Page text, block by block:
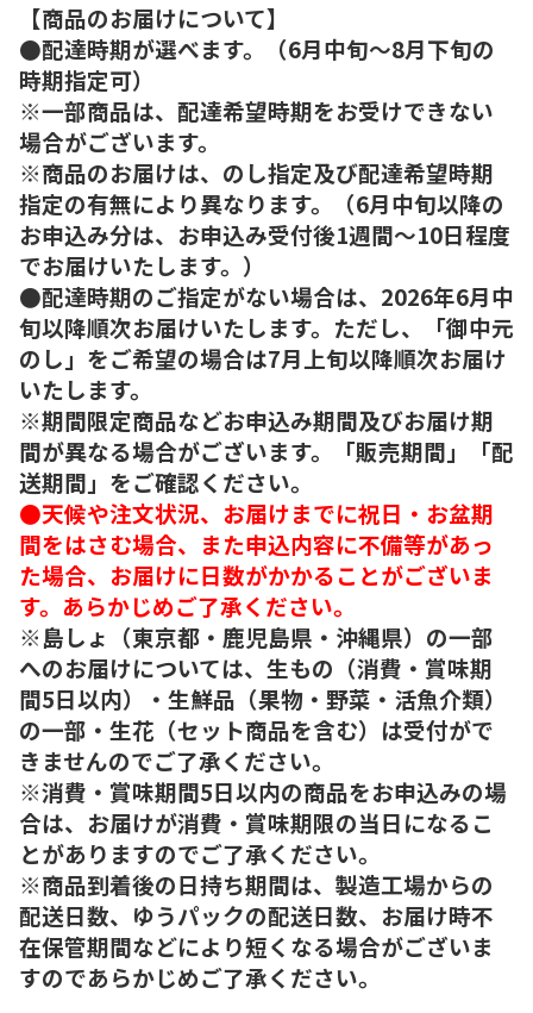
【商品のお届けについて】
●配達時期が選べます。（6月中旬～8月下旬の
時期指定可）
※一部商品は、配達希望時期をお受けできない
場合がございます。
※商品のお届けは、のし指定及び配達希望時期
指定の有無により異なります。（6月中旬以降の
お申込み分は、お申込み受付後1週間～10日程度
でお届けいたします。）
●配達時期のご指定がない場合は、2026年6月中
旬以降順次お届けいたします。ただし、「御中元
のし」をご希望の場合は7月上旬以降順次お届け
いたします。
※期間限定商品などお申込み期間及びお届け期
間が異なる場合がございます。「販売期間」「配
送期間」をご確認ください。
●天候や注文状況、お届けまでに祝日・お盆期
間をはさむ場合、また申込内容に不備等があっ
た場合、お届けに日数がかかることがございま
す。あらかじめご了承ください。
※島しょ（東京都・鹿児島県・沖縄県）の一部
へのお届けについては、生もの（消費・賞味期
間5日以内）・生鮮品（果物・野菜・活魚介類）
の一部・生花（セット商品を含む）は受付がで
きませんのでご了承ください。
※消費・賞味期間5日以内の商品をお申込みの場
合は、お届けが消費・賞味期限の当日になるこ
とがありますのでご了承ください。
※商品到着後の日持ち期間は、製造工場からの
配送日数、ゆうパックの配送日数、お届け時不
在保管期間などにより短くなる場合がございま
すのであらかじめご了承ください。